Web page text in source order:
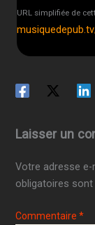
URL simplifiée de
Laisser un
Votre adresse e-
obligatoires
Commentaire*